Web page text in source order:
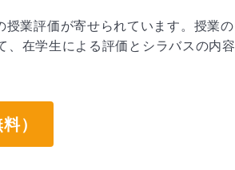
授業評価が寄せられています。授業の
、在学生による評価とシラバスの内容
）